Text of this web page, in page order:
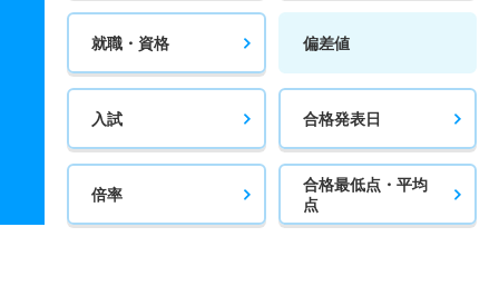
就職・資格 偏差値
入試 合格発表日
倍率
合格最低点・平均
点